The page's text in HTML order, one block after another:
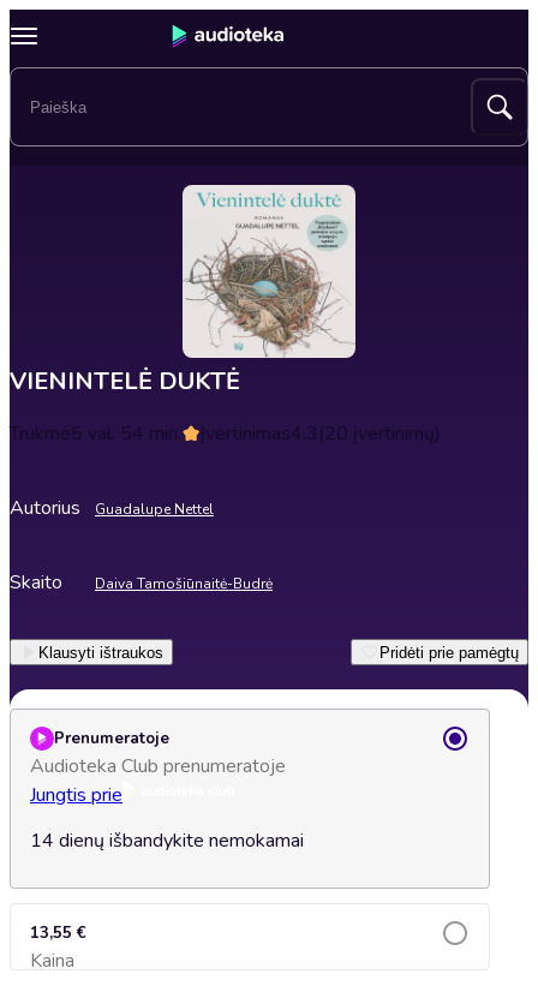
VIENINTELĖ DUKTĖ
Trukmė5 val. 54 min. Įvertinimas4.3(20 įvertinimų)
Autorius Guadalupe Nettel
Skaito Daiva Tamošiūnaitė-Budrė
Klausyti ištraukos Pridėti prie pamėgtų
Prenumeratoje
Audioteka Club prenumeratoje
Jungtis prie
14 dienų išbandykite nemokamai
13,55 €
Kaina Įsidėti į krepšelį